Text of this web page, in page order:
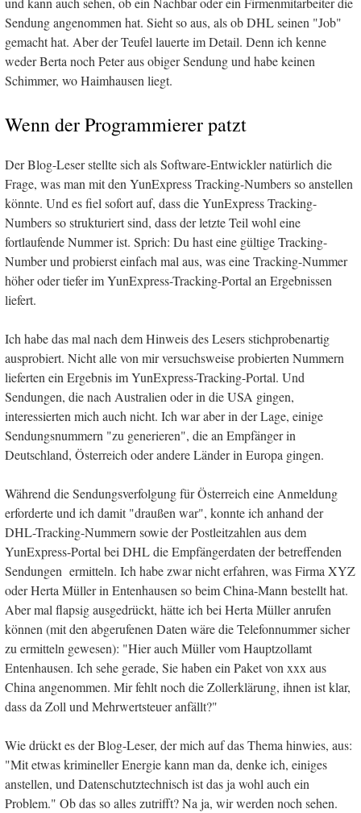
Sendung angenommen hat. Sieht so aus, als ob DHL seinen "Job"
gemacht hat. Aber der Teufel lauerte im Detail. Denn ich kenne
weder Berta noch Peter aus obiger Sendung und habe keinen
Schimmer, wo Haimhausen liegt.
Wenn der Programmierer patzt
Der Blog-Leser stellte sich als Software-Entwickler natürlich die
Frage, was man mit den YunExpress Tracking-Numbers so anstellen
könnte. Und es fiel sofort auf, dass die YunExpress Tracking-
Numbers so strukturiert sind, dass der letzte Teil wohl eine
fortlaufende Nummer ist. Sprich: Du hast eine gültige Tracking-
Number und probierst einfach mal aus, was eine Tracking-Nummer
höher oder tiefer im YunExpress-Tracking-Portal an Ergebnissen
liefert.
Ich habe das mal nach dem Hinweis des Lesers stichprobenartig
ausprobiert. Nicht alle von mir versuchsweise probierten Nummern
lieferten ein Ergebnis im YunExpress-Tracking-Portal. Und
Sendungen, die nach Australien oder in die USA gingen,
interessierten mich auch nicht. Ich war aber in der Lage, einige
Sendungsnummern "zu generieren", die an Empfänger in
Deutschland, Österreich oder andere Länder in Europa gingen.
Während die Sendungsverfolgung für Österreich eine Anmeldung
erforderte und ich damit "draußen war", konnte ich anhand der
DHL-Tracking-Nummern sowie der Postleitzahlen aus dem
YunExpress-Portal bei DHL die Empfängerdaten der betreffenden
Sendungen ermitteln. Ich habe zwar nicht erfahren, was Firma XYZ
oder Herta Müller in Entenhausen so beim China-Mann bestellt hat.
Aber mal flapsig ausgedrückt, hätte ich bei Herta Müller anrufen
können (mit den abgerufenen Daten wäre die Telefonnummer sicher
zu ermitteln gewesen): "Hier auch Müller vom Hauptzollamt
Entenhausen. Ich sehe gerade, Sie haben ein Paket von xxx aus
China angenommen. Mir fehlt noch die Zollerklärung, ihnen ist klar,
dass da Zoll und Mehrwertsteuer anfällt?"
Wie drückt es der Blog-Leser, der mich auf das Thema hinwies, aus:
"Mit etwas krimineller Energie kann man da, denke ich, einiges
anstellen, und Datenschutztechnisch ist das ja wohl auch ein
Problem." Ob das so alles zutrifft? Na ja, wir werden noch sehen.